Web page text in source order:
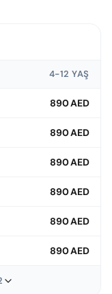
4-12 YAŞ
890 AED
890 AED
890 AED
890 AED
890 AED
890 AED